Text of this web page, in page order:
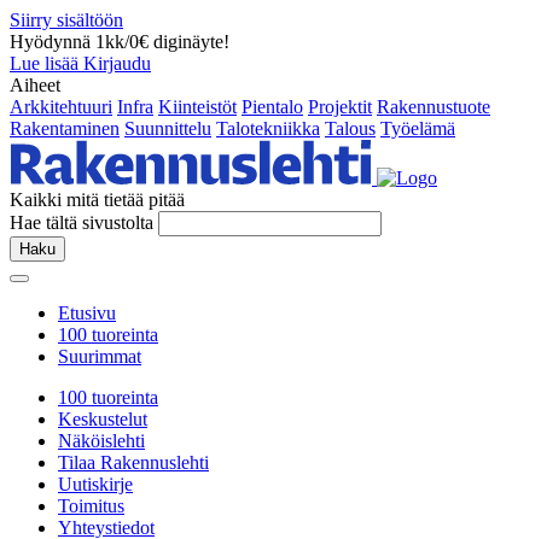
Siirry sisältöön
Hyödynnä 1kk/0€ diginäyte!
Lue lisää Kirjaudu
Aiheet
Arkkitehtuuri Infra Kiinteistöt Pientalo Projektit Rakennustuote
Rakentaminen Suunnittelu Talotekniikka Talous Työelämä
Kaikki mitä tietää pitää
Hae tältä sivustolta
Haku
Etusivu
100 tuoreinta
Suurimmat
100 tuoreinta
Keskustelut
Näköislehti
Tilaa Rakennuslehti
Uutiskirje
Toimitus
Yhteystiedot